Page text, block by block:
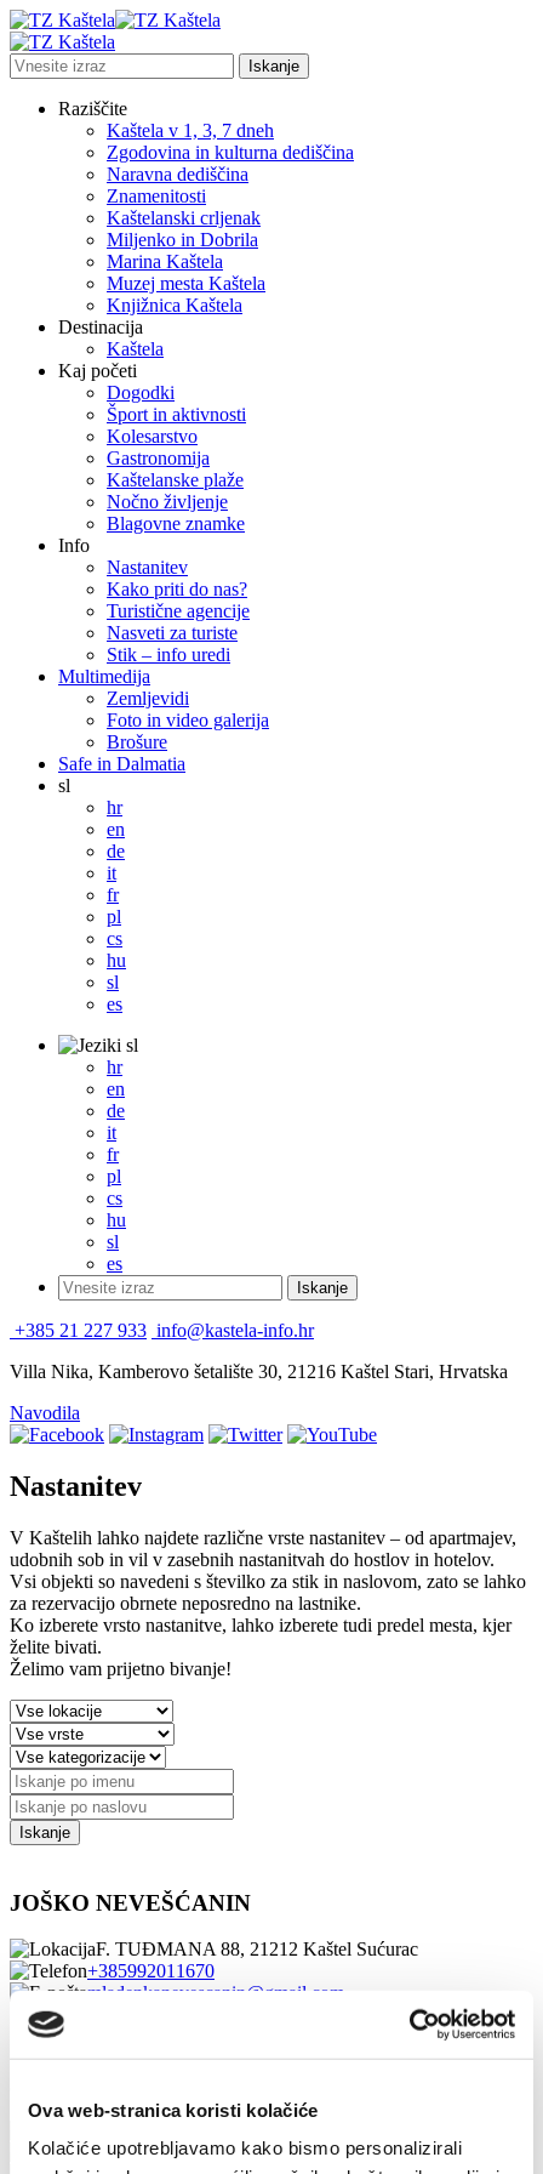
Ova web-stranica koristi kolačiće
Kolačiće upotrebljavamo kako bismo personalizirali
Raziščite
Kaštela v 1, 3, 7 dneh
Zgodovina in kulturna dediščina
Naravna dediščina
Znamenitosti
Kaštelanski crljenak
Miljenko in Dobrila
Marina Kaštela
Muzej mesta Kaštela
Knjižnica Kaštela
Destinacija
Kaštela
Kaj početi
Dogodki
Šport in aktivnosti
Kolesarstvo
Gastronomija
Kaštelanske plaže
Nočno življenje
Blagovne znamke
Info
Nastanitev
Kako priti do nas?
Turistične agencije
Nasveti za turiste
Stik – info uredi
Multimedija
Zemljevidi
Foto in video galerija
Brošure
Safe in Dalmatia
sl
hr
en
de
it
fr
pl
cs
hu
sl
es
sl
hr
en
de
it
fr
pl
cs
hu
sl
es
+385 21 227 933 info@kastela-info.hr
Villa Nika, Kamberovo šetalište 30, 21216 Kaštel Stari, Hrvatska
Navodila
Nastanitev
V Kaštelih lahko najdete različne vrste nastanitev – od apartmajev,
udobnih sob in vil v zasebnih nastanitvah do hostlov in hotelov.
Vsi objekti so navedeni s številko za stik in naslovom, zato se lahko
za rezervacijo obrnete neposredno na lastnike.
Ko izberete vrsto nastanitve, lahko izberete tudi predel mesta, kjer
želite bivati.
Želimo vam prijetno bivanje!
JOŠKO NEVEŠĆANIN
F. TUĐMANA 88, 21212 Kaštel Sućurac
+385992011670
mladenkanevescanin@gmail.com
1/4
091 3837660